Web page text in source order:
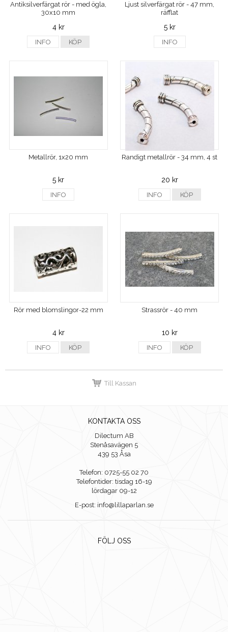
Antiksilverfärgat rör - med ögla,
30x10 mm
4 kr
INFO KÖP
Ljust silverfärgat rör - 47 mm,
räfflat
5 kr
INFO
Metallrör, 1x20 mm
5 kr
INFO
Randigt metallrör - 34 mm, 4 st
20 kr
INFO KÖP
Rör med blomslingor-22 mm
4 kr
INFO KÖP
Strassrör - 40 mm
10 kr
INFO KÖP
Till Kassan
KONTAKTA OSS
Dilectum AB
Stenåsavägen 5
439 53 Åsa
Telefon: 0725-55 02 70
Telefontider: tisdag 16-19
lördagar 09-12
E-post: info@lillaparlan.se
FÖLJ OSS